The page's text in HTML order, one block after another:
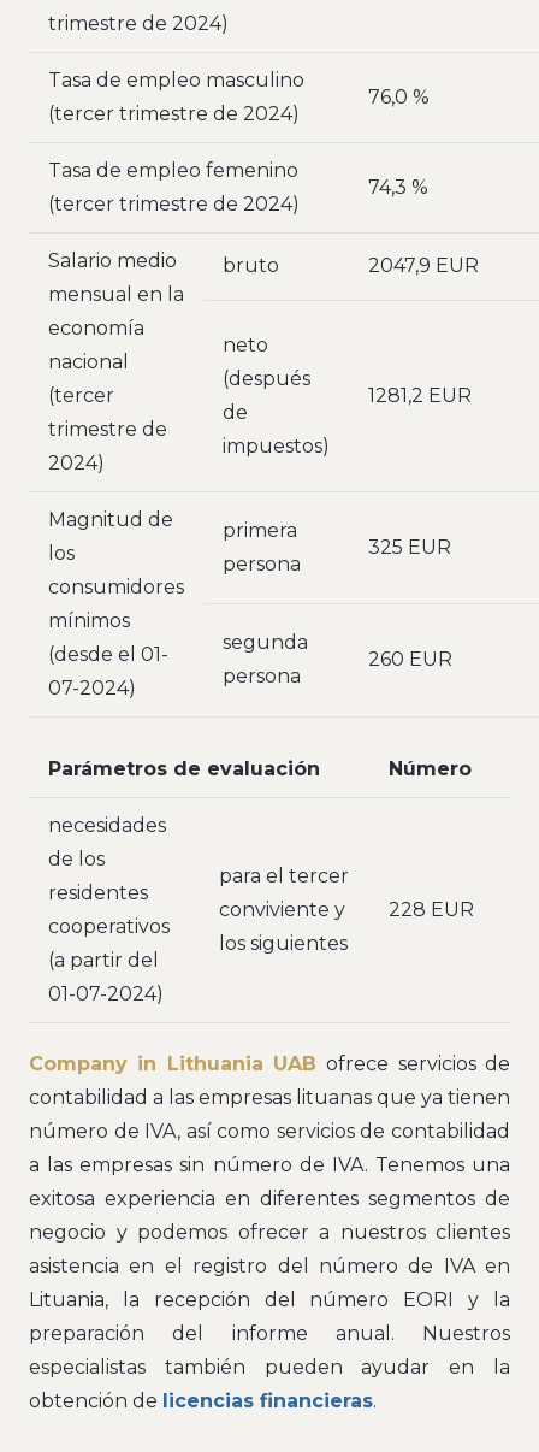
trimestre de 2024)
Tasa de empleo masculino
(tercer trimestre de 2024)
76,0 %
Tasa de empleo femenino
(tercer trimestre de 2024)
74,3 %
Salario medio
mensual en la
economía
nacional
(tercer
trimestre de
2024)
bruto 2047,9 EUR
neto
(después
de
impuestos)
1281,2 EUR
Magnitud de
los
consumidores
mínimos
(desde el 01-
07-2024)
primera
persona
325 EUR
segunda
persona
260 EUR
Parámetros de evaluación Número
necesidades
de los
residentes
cooperativos
(a partir del
01-07-2024)
para el tercer
conviviente y
los siguientes
228 EUR
Company in Lithuania UABofrece servicios de
contabilidad a las empresas lituanas que ya tienen
número de IVA, así como servicios de contabilidad
a las empresas sin número de IVA. Tenemos una
exitosa experiencia en diferentes segmentos de
negocio y podemos ofrecer a nuestros clientes
asistencia en el registro del número de IVA en
Lituania, la recepción del número EORI y la
preparación del informe anual. Nuestros
especialistas también pueden ayudar en la
obtención de licencias financieras.